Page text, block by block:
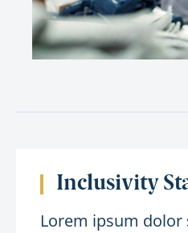
Inclusivity
Lorem ipsum dolor